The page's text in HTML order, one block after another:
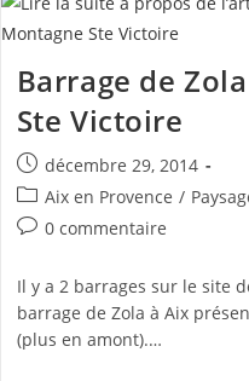
Sur
La
Bleue
Barrage de
Ste Victoire
Publication
publiée :
décembre 29, 2014
Post
category:
Aix en Provence /
Commentaires
la
publication :
0 commentaire
Il y a 2 barrages sur le site
barrage de Zola à Aix
(plus en amont).…